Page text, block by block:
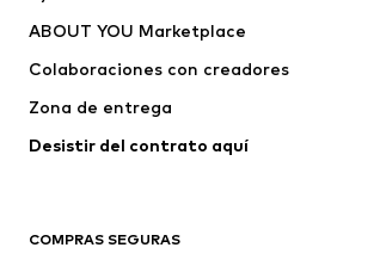
Camisetas y tops
Chaquetas
Jerséis y punto
Ropa interior
Abrigos
Tallas grandes
ABOUT YOU Marketplace
Colaboraciones con creadores
Zona de entrega
Desistir del contrato aquí
COMPRAS SEGURAS